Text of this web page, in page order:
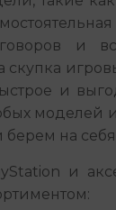
и
и
моделей
на
и